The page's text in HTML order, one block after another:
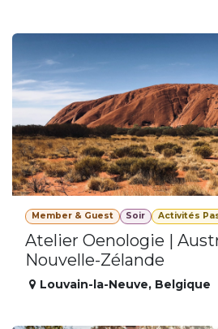
Member & Guest Soir Activités
Atelier Oenologie |
Nouvelle-Zélande
Louvain-la-Neuve, Belgique